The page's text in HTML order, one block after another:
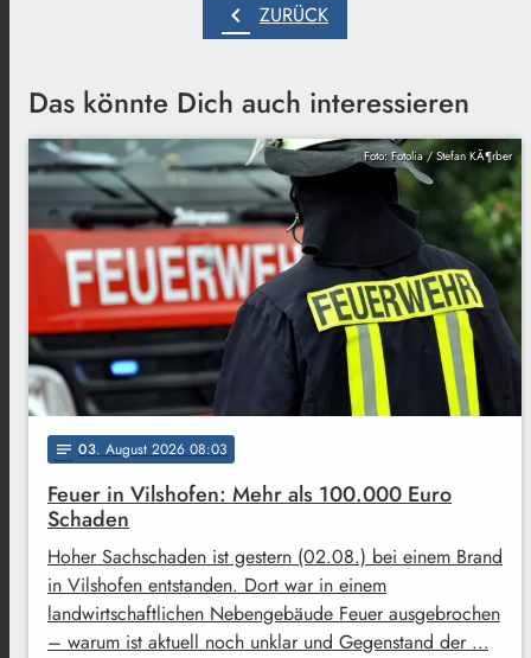
chevron_left ZURÜCK
Das könnte Dich auch interessieren
Foto: Fotolia / Stefan KÃ¶rber
notes 03. August 2026 08:03
Feuer in Vilshofen: Mehr als 100.000 Euro
Schaden
Hoher Sachschaden ist gestern (02.08.) bei einem Brand
in Vilshofen entstanden. Dort war in einem
landwirtschaftlichen Nebengebäude Feuer ausgebrochen
– warum ist aktuell noch unklar und Gegenstand der …